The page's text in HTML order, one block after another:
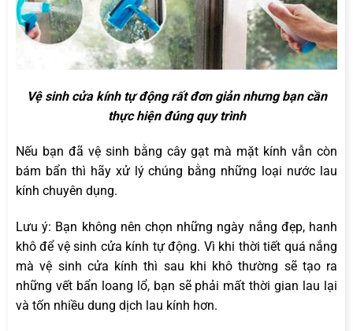
Vệ sinh cửa kính tự động rất đơn giản nhưng bạn cần
thực hiện đúng quy trình
Nếu bạn đã vệ sinh bằng cây gạt mà mặt kính vẫn còn
bám bẩn thì hãy xử lý chúng bằng những loại nước lau
kính chuyên dụng.
Lưu ý: Bạn không nên chọn những ngày nắng đẹp, hanh
khô để vệ sinh cửa kính tự động. Vì khi thời tiết quá nắng
mà vệ sinh cửa kính thì sau khi khô thường sẽ tạo ra
những vết bẩn loang lổ, bạn sẽ phải mất thời gian lau lại
và tốn nhiều dung dịch lau kính hơn.